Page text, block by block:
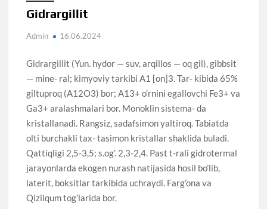
Gidrargillit
Admin 16.06.2024
Gidrargillit (Yun. hydor — suv, arqillos — oq gil), gibbsit
— mine- ral; kimyoviy tarkibi A1 [on]3. Tar- kibida 65%
giltuproq (A12O3) bor; A13+ o’rnini egallovchi Fe3+ va
Ga3+ aralashmalari bor. Monoklin sistema- da
kristallanadi. Rangsiz, sadafsimon yaltiroq. Tabiatda
olti burchakli tax- tasimon kristallar shaklida buladi.
Qattiqligi 2,5-3,5; s.og’. 2,3-2,4. Past t-rali gidrotermal
jarayonlarda ekogen nurash natijasida hosil bo’lib,
laterit, boksitlar tarkibida uchraydi. Farg’ona va
Qizilqum tog’larida bor.